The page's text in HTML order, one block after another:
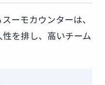
ーモカウンターは、
を排し、高いチーム